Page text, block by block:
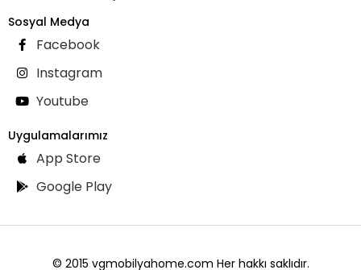
Sosyal Medya
Facebook
Instagram
Youtube
Uygulamalarımız
App Store
Google Play
© 2015 vgmobilyahome.com Her hakkı saklıdır.